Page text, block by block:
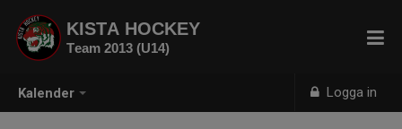
Kalender Logga in
KISTA HOCKEY
Team 2013 (U14)